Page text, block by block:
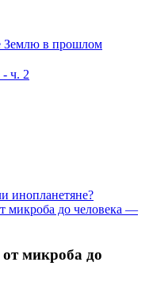
Землю в прошлом
ч. 2
инопланетяне?
до человека —
микроба до